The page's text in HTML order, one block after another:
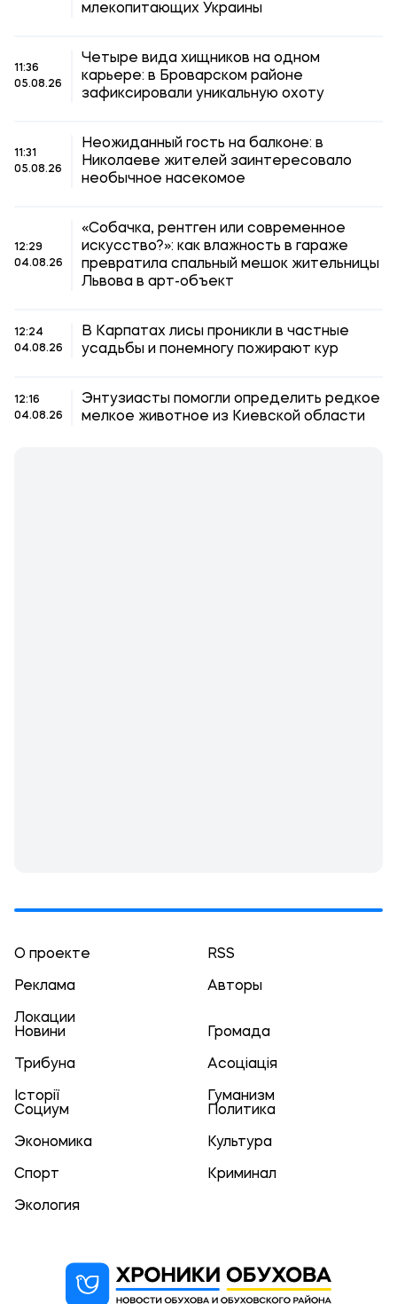
млекопитающих Украины
11:36
05.08.26
Четыре вида хищников на одном
карьере: в Броварском районе
зафиксировали уникальную охоту
11:31
05.08.26
Неожиданный гость на балконе: в
Николаеве жителей заинтересовало
необычное насекомое
12:29
04.08.26
«Собачка, рентген или современное
искусство?»: как влажность в гараже
превратила спальный мешок жительницы
Львова в арт-объект
12:24
04.08.26
В Карпатах лисы проникли в частные
усадьбы и понемногу пожирают кур
12:16
04.08.26
Энтузиасты помогли определить редкое
мелкое животное из Киевской области
О проекте RSS
Реклама Авторы
Локации
Новини
Громада
Трибуна Асоціація
Історії
Гуманизм
Социум
Политика
Экономика Культура
Спорт Криминал
Экология